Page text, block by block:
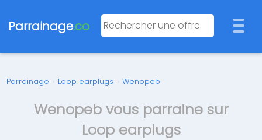
Parrainage.co
Parrainage › Loop earplugs › Wenopeb
Wenopeb vous parraine sur
Loop earplugs